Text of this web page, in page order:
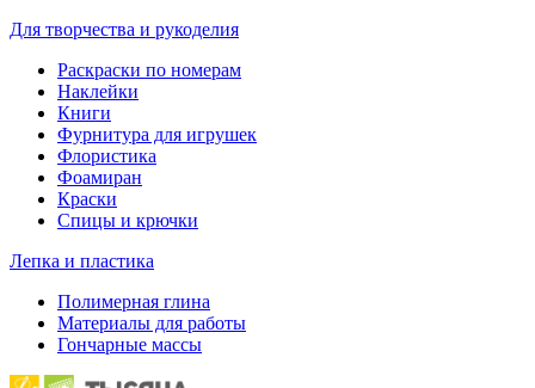
Для творчества и рукоделия
Раскраски по номерам
Наклейки
Книги
Фурнитура для игрушек
Флористика
Фоамиран
Краски
Спицы и крючки
Лепка и пластика
Полимерная глина
Материалы для работы
Гончарные массы